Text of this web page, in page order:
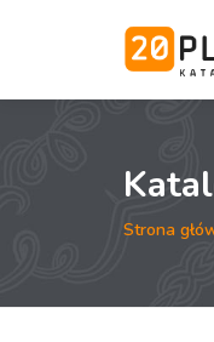
Strona